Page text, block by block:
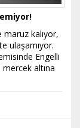
maruz kalıyor,
ulaşamıyor.
Engelli
mercek altına